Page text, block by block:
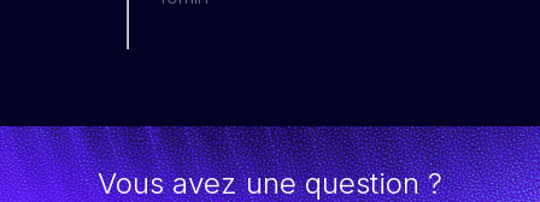
Vous avez une question ?